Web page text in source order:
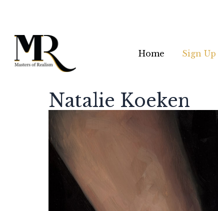
Home Sign Up
Natalie Koeken